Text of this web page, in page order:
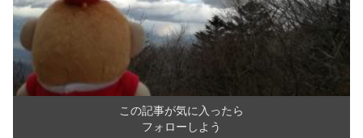
この記事が気に入ったら
フォローしよう